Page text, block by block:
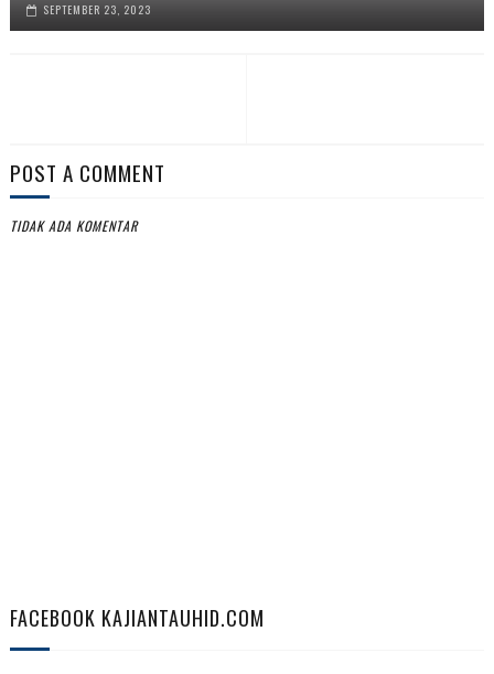
SEPTEMBER 23, 2023
POST A COMMENT
TIDAK ADA KOMENTAR
FACEBOOK KAJIANTAUHID.COM